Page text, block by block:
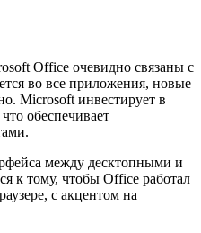
Office очевидно связаны с
во все приложения, новые
Microsoft инвестирует в
обеспечивает
между десктопными и
к тому, чтобы Office работал
с акцентом на